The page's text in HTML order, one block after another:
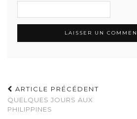
ARTICLE PRÉCÉDENT
QUELQUES JOURS AUX
PHILIPPINES